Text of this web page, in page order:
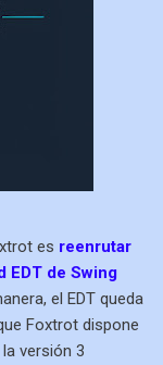
es reenrutar
EDT de Swing
el EDT queda
Foxtrot dispone
versión 3